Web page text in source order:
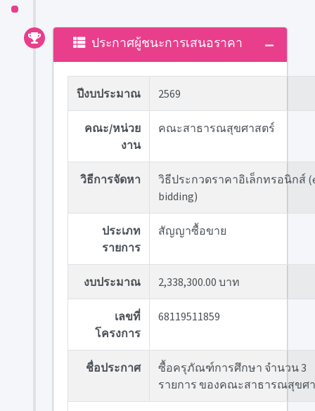
ประกาศผู้ชนะการเสนอราคา
ปีงบประมาณ 2569
คณะ/หน่วย
งาน
คณะสาธารณสุขศาสตร์
วิธีการจัดหา
วิธีประกวดราคาอิเล็กทรอนิกส์
bidding)
ประเภท
รายการ
สัญญาซื้อขาย
งบประมาณ 2,338,300.00 บาท
เลขที่
โครงการ
68119511859
ชื่อประกาศ
ซื้อครุภัณฑ์การศึกษา จำนวน 3
รายการ ของคณะสาธารณสุขศ